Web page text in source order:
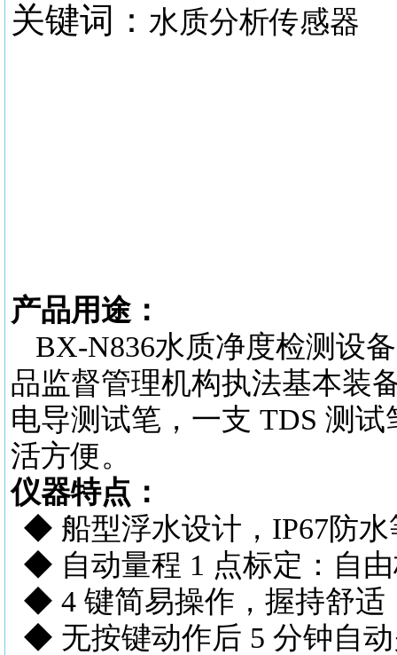
关键词： 水质分析传感器
产品用途：
BX-N836水质净度检测设
品监督管理机构执法基本装
电导测试笔，一支 TDS 测
活方便。
仪器特点：
◆ 船型浮水设计，
◆ 自动量程 1 点标定
◆ 4 键简易操作，握持
◆ 无按键动作后 5 分